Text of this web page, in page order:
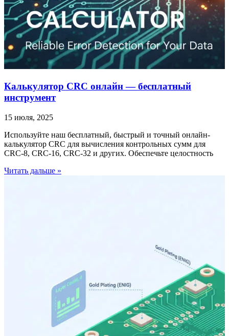
Калькулятор CRC онлайн — бесплатный
инструмент
15 июля, 2025
Используйте наш бесплатный, быстрый и точный онлайн-
калькулятор CRC для вычисления контрольных сумм для
CRC-8, CRC-16, CRC-32 и других. Обеспечьте целостность
Читать дальше »